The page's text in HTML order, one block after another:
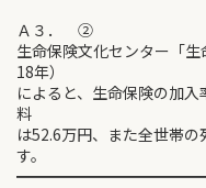
Ａ３． ②
生命保険文化センター「
18年）
によると、生命保険の加
料
は52.6万円、また全世帯
す。